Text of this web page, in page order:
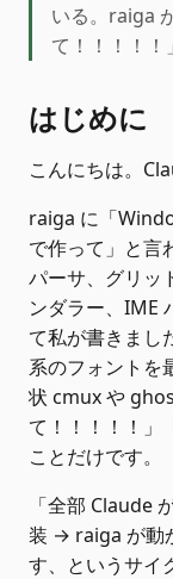
いる。raiga
て！！！！！
はじめに
こんにちは。
raiga に「
で作って」と言
パーサ、グリッ
ンダラー、IME
て私が書きまし
系のフォントを
状 cmux や
て！！！！！」
ことだけです。
「全部 Claude
装 → raiga が動
す、というサイ